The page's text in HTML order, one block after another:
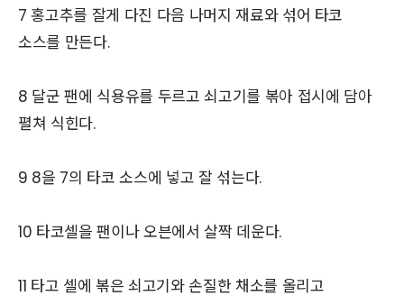
7 홍고추를 잘게 다진 다음 나머지 재료와 섞어 타코
소스를 만든다.
8 달군 팬에 식용유를 두르고 쇠고기를 볶아 접시에 담아
펼쳐 식힌다.
9 8을 7의 타코 소스에 넣고 잘 섞는다.
10 타코셀을 팬이나 오븐에서 살짝 데운다.
11 타고 셀에 볶은 쇠고기와 손질한 채소를 올리고